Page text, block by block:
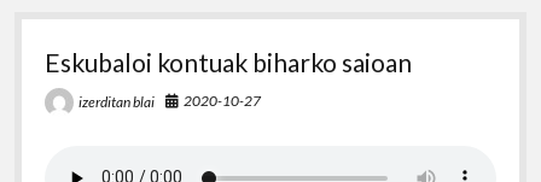
Eskubaloi kontuak biharko saioan
izerditan blai 2020-10-27